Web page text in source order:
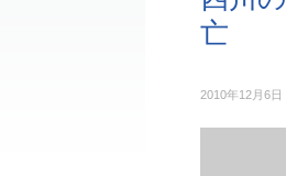
亡
2010年12月6日